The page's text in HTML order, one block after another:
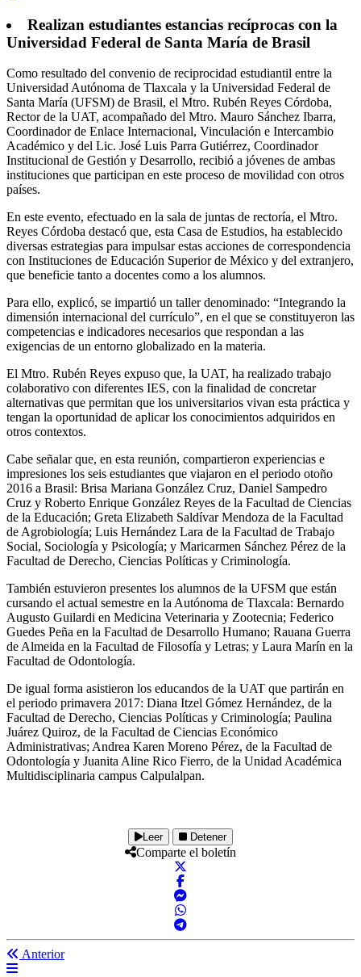
Realizan estudiantes estancias recíprocas con la
Universidad Federal de Santa María de Brasil
Como resultado del convenio de reciprocidad estudiantil entre la
Universidad Autónoma de Tlaxcala y la Universidad Federal de
Santa María (UFSM) de Brasil, el Mtro. Rubén Reyes Córdoba,
Rector de la UAT, acompañado del Mtro. Mauro Sánchez Ibarra,
Coordinador de Enlace Internacional, Vinculación e Intercambio
Académico y del Lic. José Luis Parra Gutiérrez, Coordinador
Institucional de Gestión y Desarrollo, recibió a jóvenes de ambas
instituciones que participan en este proceso de movilidad con otros
países.
En este evento, efectuado en la sala de juntas de rectoría, el Mtro.
Reyes Córdoba destacó que, esta Casa de Estudios, ha establecido
diversas estrategias para impulsar estas acciones de correspondencia
con Instituciones de Educación Superior de México y del extranjero,
que beneficie tanto a docentes como a los alumnos.
Para ello, explicó, se impartió un taller denominado: “Integrando la
dimensión internacional del currículo”, en el que se constituyeron las
competencias e indicadores necesarios que respondan a las
exigencias de un entorno globalizado en la materia.
El Mtro. Rubén Reyes expuso que, la UAT, ha realizado trabajo
colaborativo con diferentes IES, con la finalidad de concretar
alternativas que permitan que los universitarios vivan esta práctica y
tengan la oportunidad de aplicar los conocimientos adquiridos en
otros contextos.
Cabe señalar que, en esta reunión, compartieron experiencias e
impresiones los seis estudiantes que viajaron en el periodo otoño
2016 a Brasil: Brisa Mariana González Cruz, Daniel Sampedro
Cruz y Roberto Enrique González Reyes de la Facultad de Ciencias
de la Educación; Greta Elizabeth Saldívar Mendoza de la Facultad
de Agrobiología; Luis Hernández Lara de la Facultad de Trabajo
Social, Sociología y Psicología; y Maricarmen Sánchez Pérez de la
Facultad de Derecho, Ciencias Políticas y Criminología.
También estuvieron presentes los alumnos de la UFSM que están
cursando el actual semestre en la Autónoma de Tlaxcala: Bernardo
Augusto Guilardi en Medicina Veterinaria y Zootecnia; Federico
Guedes Peña en la Facultad de Desarrollo Humano; Rauana Guerra
de Almeida en la Facultad de Filosofía y Letras; y Laura Marín en la
Facultad de Odontología.
De igual forma asistieron los educandos de la UAT que partirán en
el periodo primavera 2017: Diana Itzel Gómez Hernández, de la
Facultad de Derecho, Ciencias Políticas y Criminología; Paulina
Juárez Quiroz, de la Facultad de Ciencias Económico
Administrativas; Andrea Karen Moreno Pérez, de la Facultad de
Odontología y Juanita Aline Rico Fierro, de la Unidad Académica
Multidisciplinaria campus Calpulalpan.
Leer Detener
Comparte el boletín
Anterior